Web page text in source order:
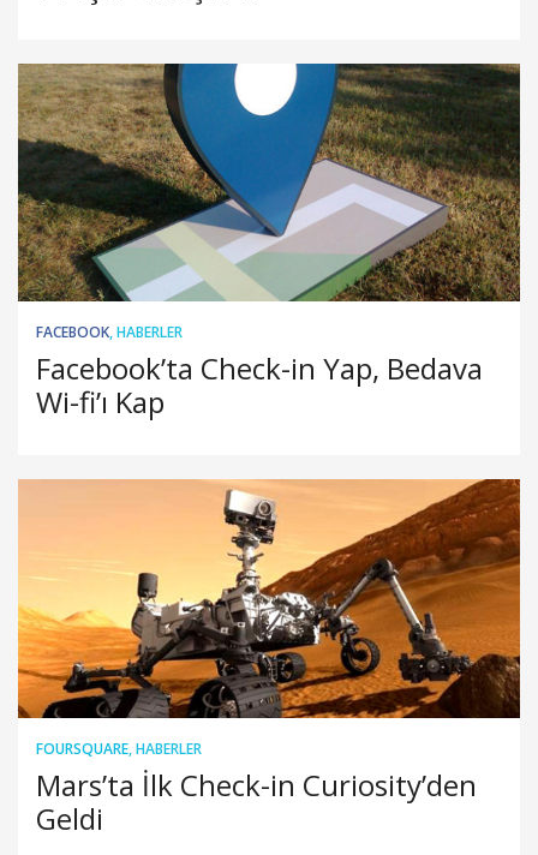
FACEBOOK,HABERLER
Facebook’ta Check-in Yap, Bedava
Wi-fi’ı Kap
FOURSQUARE,HABERLER
Mars’ta İlk Check-in Curiosity’den
Geldi